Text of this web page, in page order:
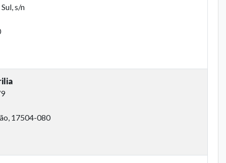
s/n
17504-080